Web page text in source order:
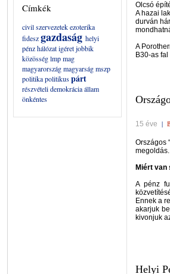
Címkék
civil szervezetekezoterika
fideszgazdaság helyi
pénzhálózatigéretjobbik
közösséglmpmag
magyarországmagyarságmszp
politikapolitikuspárt
részvételi demokráciaállam
önkéntes
Olcsó
A hazai
durván
A
B30-as
15 éve |
Országos
megoldás.
Miért van
A pénz
Ennek a
akarjuk
kivonjuk
Helyi